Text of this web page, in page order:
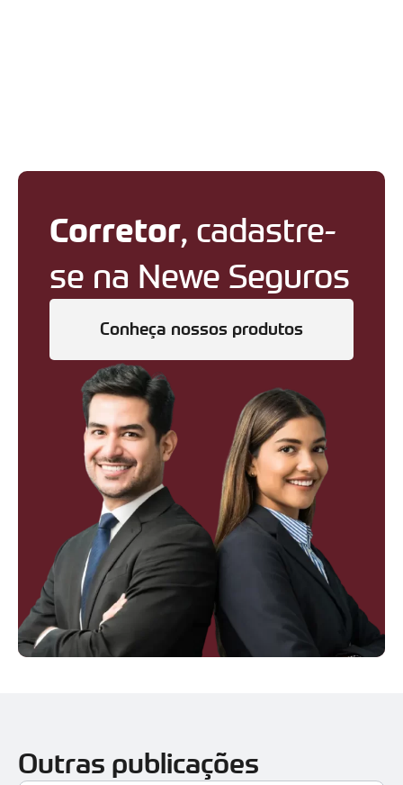
Corretor, cadastre-
se na Newe Seguros
Conheça nossos produtos
Outras publicações